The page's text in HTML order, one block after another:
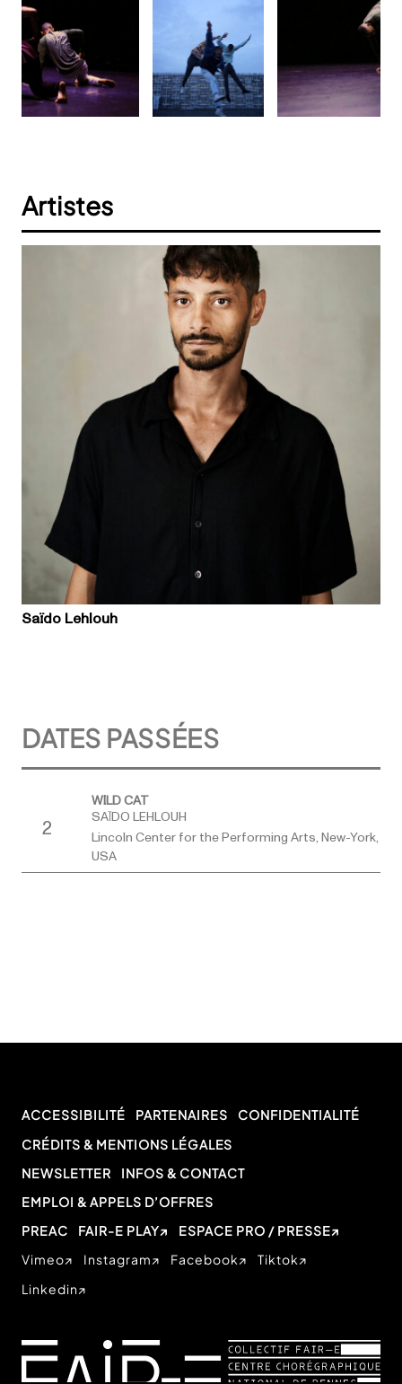
Artistes
Saïdo Lehlouh
DATES PASSÉES
2
WILD CAT
SAÏDO LEHLOUH
Lincoln Center for the Performing Arts, New-York,
USA
ACCESSIBILITÉ PARTENAIRES
CONFIDENTIALITÉ
CRÉDITS & MENTIONS LÉGALES
NEWSLETTER
INFOS & CONTACT
EMPLOI & APPELS D’OFFRES
PREAC
FAIR-E PLAY
ESPACE PRO / PRESSE
Vimeo
Instagram Facebook
Tiktok
Linkedin